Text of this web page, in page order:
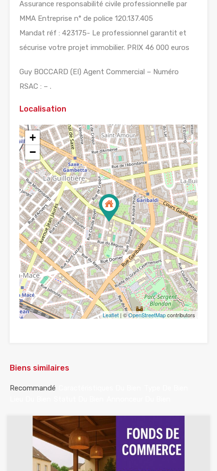
Assurance responsabilité civile professionnelle par
MMA Entreprise n° de police 120.137.405
Mandat réf : 423175- Le professionnel garantit et
sécurise votre projet immobilier. PRIX 46 000 euros
Guy BOCCARD (EI) Agent Commercial – Numéro
RSAC : – .
Localisation
+
−
Leaflet | ©OpenStreetMapcontributors
Biens similaires
Recommandé